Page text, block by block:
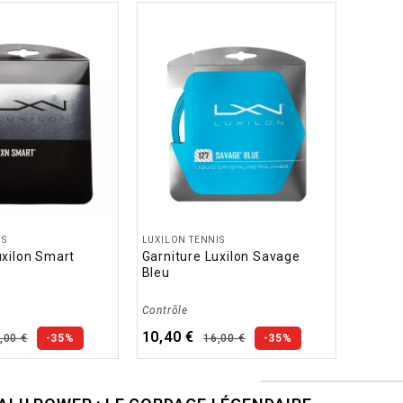
Smart
€ -35%
LUXILON TENNIS
Garniture Luxilon Savage
Bleu
Contrôle
10,40 € 16,00 € -35%